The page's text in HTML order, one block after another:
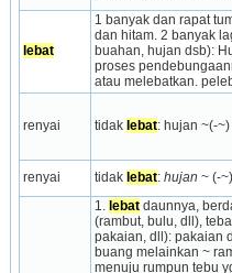
lebat
1 banyak dan rapat
dan hitam. 2 banyak
buahan, hujan dsb):
proses
atau melebatkan.
renyai tidak lebat: hujan ~(-
renyai
tidak lebat: hujan ~ (-
1. lebat daunnya,
(rambut, bulu, dll),
pakaian, dll): pakaian
buang melainkan ~
menuju rumpun tebu